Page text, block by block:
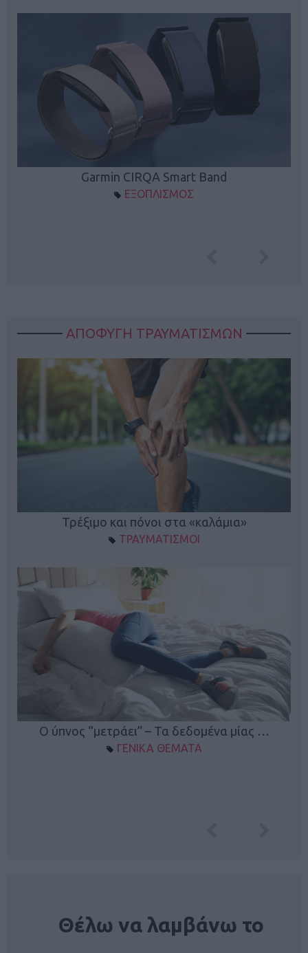
Garmin CIRQA Smart Band
ΕΞΟΠΛΙΣΜΟΣ
ΑΠΟΦΥΓΗ ΤΡΑΥΜΑΤΙΣΜΩΝ
Τρέξιμο και πόνοι στα «καλάμια»
ΤΡΑΥΜΑΤΙΣΜΟΙ
Ο ύπνος “μετράει” – Τα δεδομένα μίας …
ΓΕΝΙΚΑ ΘΕΜΑΤΑ
Θέλω να λαμβάνω το